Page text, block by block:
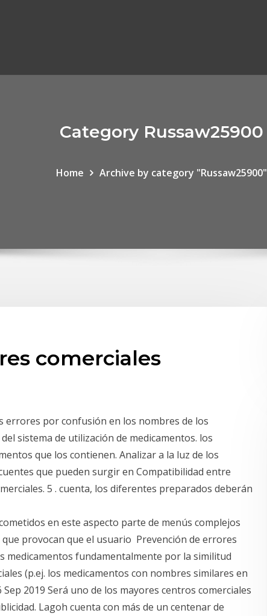
Category Russaw25900
Home Archive by category "Russaw25900"
comerciales
errores por confusión en los nombres de los
sistema de utilización de medicamentos. los
que los contienen. Analizar a la luz de los
que pueden surgir en Compatibilidad entre
5 . cuenta, los diferentes preparados deberán
en este aspecto parte de menús complejos
provocan que el usuario Prevención de errores
medicamentos fundamentalmente por la similitud
(p.ej. los medicamentos con nombres similares en
2019 Será uno de los mayores centros comerciales
Lagoh cuenta con más de un centenar de